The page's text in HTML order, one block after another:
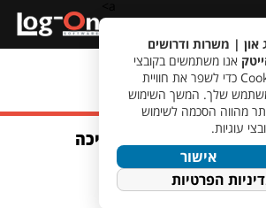
מעבר לחיפוש משרות
דרוש/ה איש/אשת System טכני/ת לתמיכה
ברחבי העולם
און | משרות ודרושים
אנו משתמשים בקובצי
Cookie כדי לשפר את חוויית
שלך. המשך השימוש
מהווה הסכמה לשימוש
עוגיות.
אישור
הפרטיות